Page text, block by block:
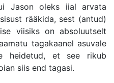
Jason oleks iial arvata
rääkida, sest (antud)
viisiks on absoluutselt
tagakaanel asuvale
heidetud, et see rikub
siis end tagasi.